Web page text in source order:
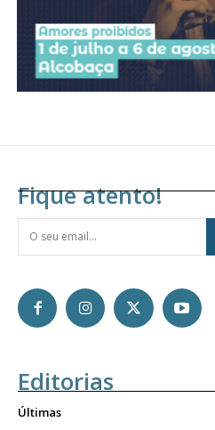
Fique atento!
Editorias
Últimas